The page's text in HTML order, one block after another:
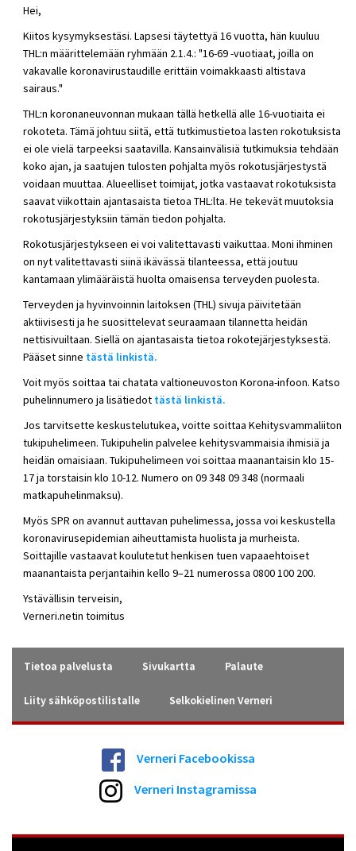
Hei,
Kiitos kysymyksestäsi. Lapsesi täytettyä 16 vuotta, hän kuuluu
THL:n määrittelemään ryhmään 2.1.4.: "16-69 -vuotiaat, joilla on
vakavalle koronavirustaudille erittäin voimakkaasti altistava
sairaus."
THL:n koronaneuvonnan mukaan tällä hetkellä alle 16-vuotiaita ei
rokoteta. Tämä johtuu siitä, että tutkimustietoa lasten rokotuksista
ei ole vielä tarpeeksi saatavilla. Kansainvälisiä tutkimuksia tehdään
koko ajan, ja saatujen tulosten pohjalta myös rokotusjärjestystä
voidaan muuttaa. Alueelliset toimijat, jotka vastaavat rokotuksista
saavat viikottain ajantasaista tietoa THL:lta. He tekevät muutoksia
rokotusjärjestyksiin tämän tiedon pohjalta.
Rokotusjärjestykseen ei voi valitettavasti vaikuttaa. Moni ihminen
on nyt valitettavasti siinä ikävässä tilanteessa, että joutuu
kantamaan ylimääräistä huolta omaisensa terveyden puolesta.
Terveyden ja hyvinvoinnin laitoksen (THL) sivuja päivitetään
aktiivisesti ja he suosittelevat seuraamaan tilannetta heidän
nettisivuiltaan. Siellä on ajantasaista tietoa rokotejärjestyksestä.
Pääset sinne tästä linkistä.
Voit myös soittaa tai chatata valtioneuvoston Korona-infoon. Katso
puhelinnumero ja lisätiedot tästä linkistä.
Jos tarvitsette keskustelutukea, voitte soittaa Kehitysvammaliiton
tukipuhelimeen. Tukipuhelin palvelee kehitysvammaisia ihmisiä ja
heidän omaisiaan. Tukipuhelimeen voi soittaa maanantaisin klo 15-
17 ja torstaisin klo 10-12. Numero on 09 348 09 348 (normaali
matkapuhelinmaksu).
Myös SPR on avannut auttavan puhelimessa, jossa voi keskustella
koronavirusepidemian aiheuttamista huolista ja murheista.
Soittajille vastaavat koulutetut henkisen tuen vapaaehtoiset
maanantaista perjantaihin kello 9–21 numerossa 0800 100 200.
Ystävällisin terveisin,
Verneri.netin toimitus
Tietoa palvelusta Sivukartta Palaute
Liity sähköpostilistalle Selkokielinen Verneri
Verneri Facebookissa
Verneri Instagramissa